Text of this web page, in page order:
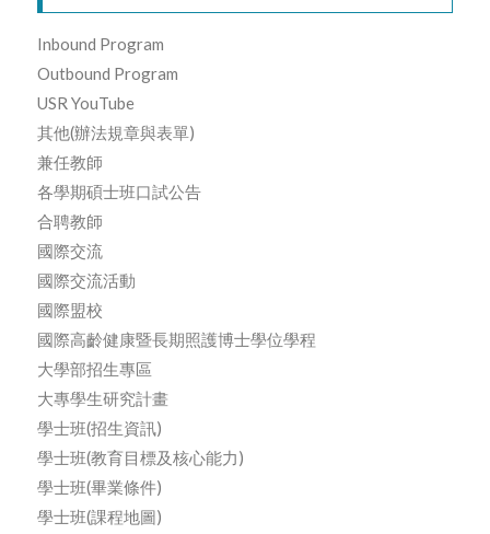
Inbound Program
Outbound Program
USR YouTube
其他(辦法規章與表單)
兼任教師
各學期碩士班口試公告
合聘教師
國際交流
國際交流活動
國際盟校
國際高齡健康暨長期照護博士學位學程
大學部招生專區
大專學生研究計畫
學士班(招生資訊)
學士班(教育目標及核心能力)
學士班(畢業條件)
學士班(課程地圖)